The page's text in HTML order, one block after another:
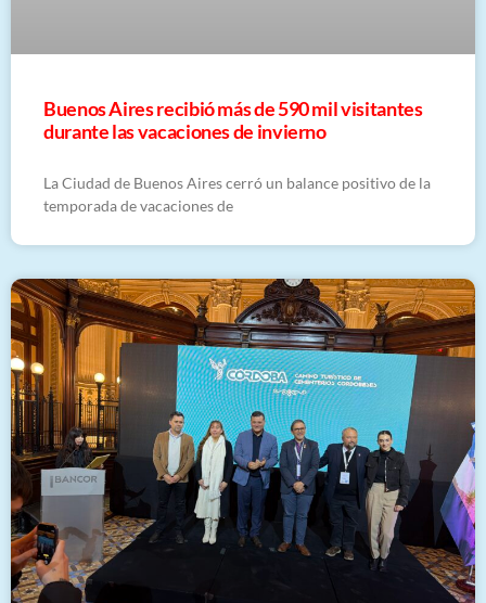
Buenos Aires recibió más de 590 mil visitantes
durante las vacaciones de invierno
La Ciudad de Buenos Aires cerró un balance positivo de la
temporada de vacaciones de